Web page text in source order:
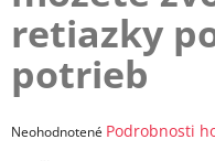
retiazky
potrieb
Priemerné
Neohodnotené Podrobnosti